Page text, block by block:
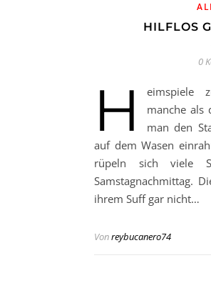
HILFLOS
0
H
eimspiele
manche als
man den
auf dem Wasen
rüpeln sich viele
Samstagnachmittag.
ihrem Suff gar nicht…
Vonreybucanero74